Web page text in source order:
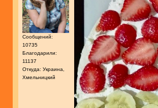
Сообщений:
10735
Благодарили:
11137
Откуда: Украина,
Хмельницкий